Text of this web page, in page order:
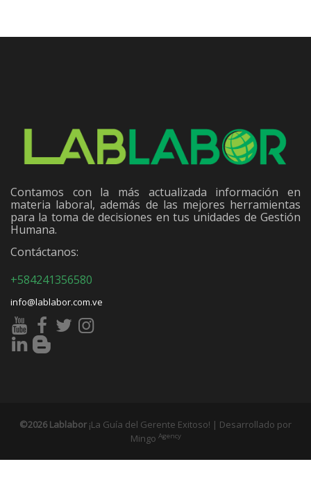
Contamos con la más actualizada información en
materia laboral, además de las mejores herramientas
para la toma de decisiones en tus unidades de Gestión
Humana.
Contáctanos:
+584241356580
info@lablabor.com.ve
©2026 Lablabor ¡La Guía del Gerente Exitoso! | Desarrollado por
Mingo Agency